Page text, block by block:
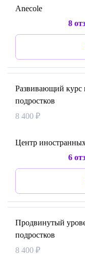
Anecole
8
Развивающий курс
подростков
8 400 ₽
Центр
6
Продвинутый
подростков
8 400 ₽